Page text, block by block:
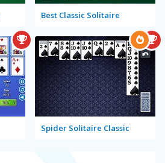
Best Classic Solitaire
Spider Solitaire Classic